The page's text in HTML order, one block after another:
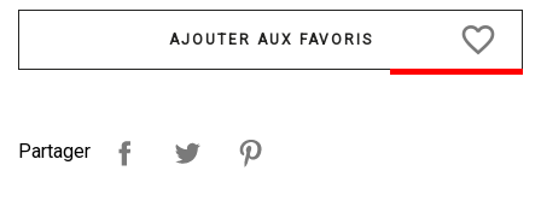
favorite_border
Partager